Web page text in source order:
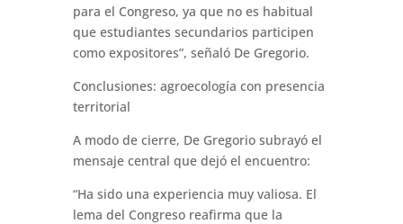
para el Congreso, ya que no es habitual
que estudiantes secundarios participen
como expositores”, señaló De Gregorio.
Conclusiones: agroecología con presencia
territorial
A modo de cierre, De Gregorio subrayó el
mensaje central que dejó el encuentro:
“Ha sido una experiencia muy valiosa. El
lema del Congreso reafirma que la